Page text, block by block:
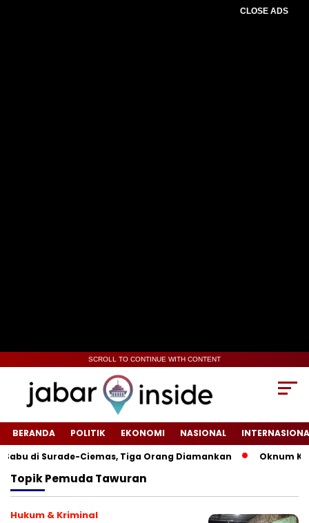
CLOSE ADS
SCROLL TO CONTINUE WITH CONTENT
BERANDA POLITIK EKONOMI NASIONAL
di Surade-Ciemas, Tiga Orang Diamankan
Oknum
TopikPemuda Tawuran
Hukum & Kriminal